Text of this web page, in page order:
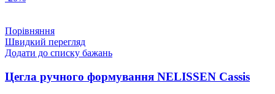
Порівняння
Швидкий перегляд
Додати до списку бажань
Цегла ручного формування NELISSEN Cassis